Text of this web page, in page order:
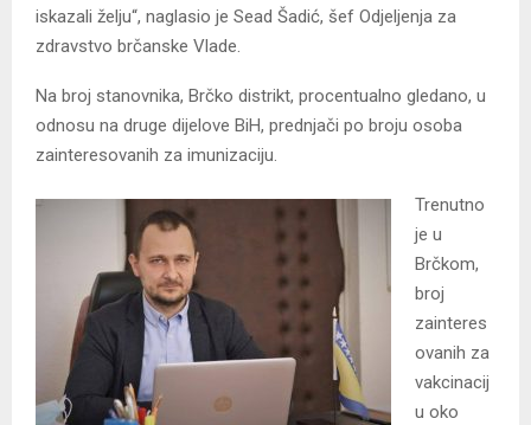
iskazali želju“, naglasio je Sead Šadić, šef Odjeljenja za
zdravstvo brčanske Vlade.
Na broj stanovnika, Brčko distrikt, procentualno gledano, u
odnosu na druge dijelove BiH, prednjači po broju osoba
zainteresovanih za imunizaciju.
Trenutno
je u
Brčkom,
broj
zainteres
ovanih za
vakcinacij
u oko